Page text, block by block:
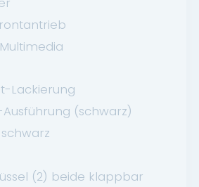
Lackierung
Ausführung (schwarz)
(2) beide klappbar